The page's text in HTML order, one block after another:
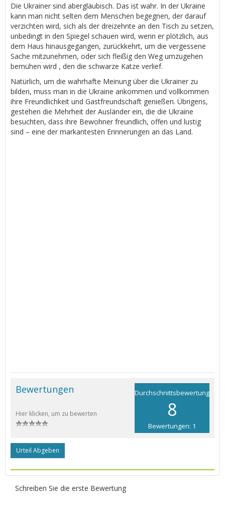
Die Ukrainer sind abergläubisch. Das ist wahr. In der Ukraine
kann man nicht selten dem Menschen begegnen, der darauf
verzichten wird, sich als der dreizehnte an den Tisch zu setzen,
unbedingt in den Spiegel schauen wird, wenn er plötzlich, aus
dem Haus hinausgegangen, zurückkehrt, um die vergessene
Sache mitzunehmen, oder sich fleißig den Weg umzugehen
bemühen wird , den die schwarze Katze verlief.
Natürlich, um die wahrhafte Meinung über die Ukrainer zu
bilden, muss man in die Ukraine ankommen und vollkommen
ihre Freundlichkeit und Gastfreundschaft genießen. Übrigens,
gestehen die Mehrheit der Ausländer ein, die die Ukraine
besuchten, dass ihre Bewohner freundlich, offen und lustig
sind – eine der markantesten Erinnerungen an das Land.
Durchschnittsbewertung
8
Bewertungen: 1
Bewertungen
Hier klicken, um zu bewerten
Urteil Abgeben
Schreiben Sie die erste Bewertung